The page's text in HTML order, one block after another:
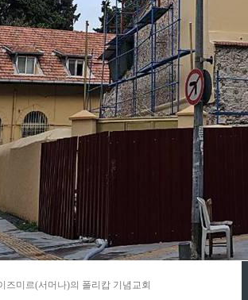
이즈미르(서머나)의 폴리캅 기념교회